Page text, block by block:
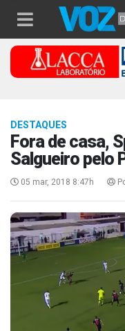
DESTAQUES
Fora de casa,
Salgueiro pelo
05 mar, 2018 8:47h